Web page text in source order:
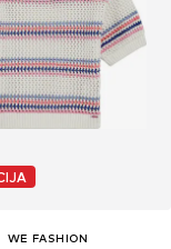
WE FASHION